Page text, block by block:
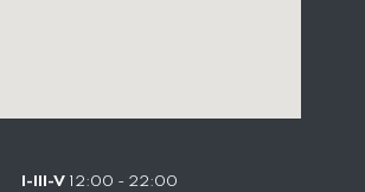
I-III-V 12:00 - 22:00